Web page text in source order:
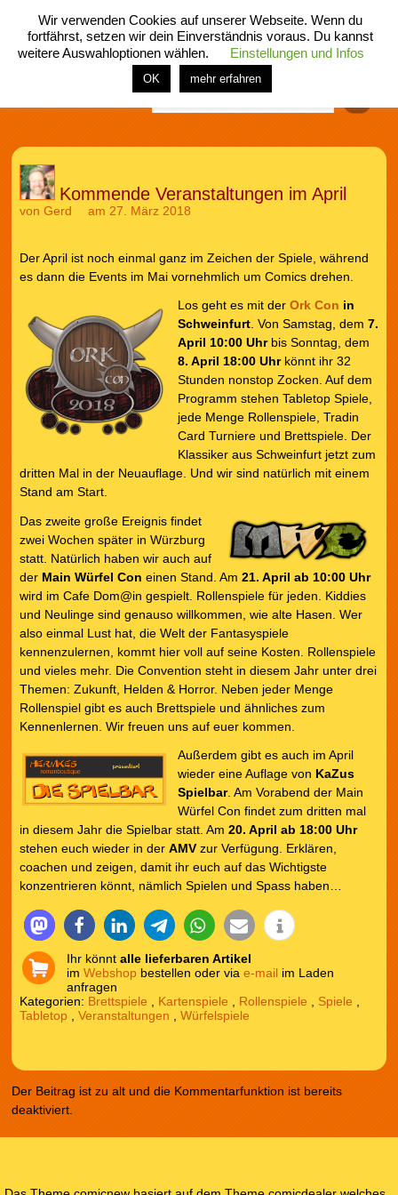
menü
home rubrik buch comic spiel fotos shop
Kommende Veranstaltungen im April
von Gerd am 27. März 2018
Der April ist noch einmal ganz im Zeichen der Spiele, während
es dann die Events im Mai vornehmlich um Comics drehen.
Los geht es mit der Ork Con in
Schweinfurt. Von Samstag, dem 7.
April 10:00 Uhrbis Sonntag, dem
8. April 18:00 Uhrkönnt ihr 32
Stunden nonstop Zocken. Auf dem
Programm stehen Tabletop Spiele,
jede Menge Rollenspiele, Tradin
Card Turniere und Brettspiele. Der
Klassiker aus Schweinfurt jetzt zum
dritten Mal in der Neuauflage. Und wir sind natürlich mit einem
Stand am Start.
Das zweite große Ereignis findet
zwei Wochen später in Würzburg
statt. Natürlich haben wir auch auf
der Main Würfel Con einen Stand. Am 21. April ab 10:00 Uhr
wird im Cafe Dom@in gespielt. Rollenspiele für jeden. Kiddies
und Neulinge sind genauso willkommen, wie alte Hasen. Wer
also einmal Lust hat, die Welt der Fantasyspiele
kennenzulernen, kommt hier voll auf seine Kosten. Rollenspiele
und vieles mehr. Die Convention steht in diesem Jahr unter drei
Themen: Zukunft, Helden & Horror. Neben jeder Menge
Rollenspiel gibt es auch Brettspiele und ähnliches zum
Kennenlernen. Wir freuen uns auf euer kommen.
Außerdem gibt es auch im April
wieder eine Auflage von KaZus
Spielbar. Am Vorabend der Main
Würfel Con findet zum dritten mal
in diesem Jahr die Spielbar statt. Am 20. April ab 18:00 Uhr
stehen euch wieder in der AMVzur Verfügung. Erklären,
coachen und zeigen, damit ihr euch auf das Wichtigste
konzentrieren könnt, nämlich Spielen und Spass haben…
Ihr könnt alle lieferbaren Artikel
im Webshop bestellen oder via e-mail im Laden
anfragen
Kategorien: Brettspiele Kartenspiele Rollenspiele Spiele
Tabletop
Veranstaltungen Würfelspiele
Der Beitrag ist zu alt und die Kommentarfunktion ist bereits
deaktiviert.
Wir verwenden Cookies auf unserer Webseite. Wenn du
fortfährst, setzen wir dein Einverständnis voraus. Du kannst
weitere Auswahloptionen wählen.
Einstellungen und Infos
OK mehr erfahren